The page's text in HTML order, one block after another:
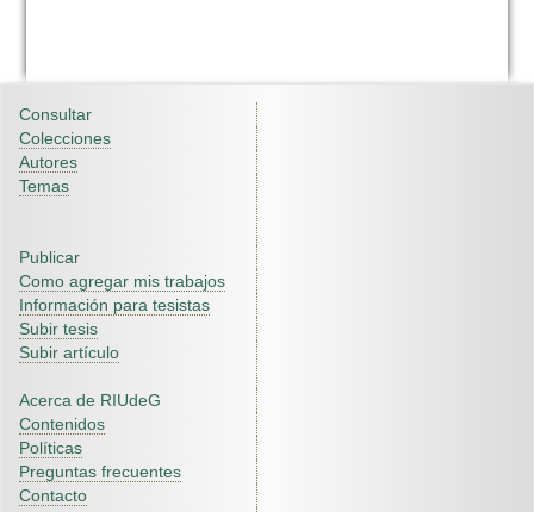
Consultar
Colecciones
Autores
Temas
Publicar
Como agregar mis trabajos
Información para tesistas
Subir tesis
Subir artículo
Acerca de RIUdeG
Contenidos
Políticas
Preguntas frecuentes
Contacto